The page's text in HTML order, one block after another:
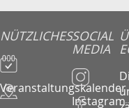
NÜTZLICHES
Veranstaltungskalender
SOCIAL
MEDIA
Instagram